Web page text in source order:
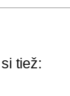
tiež: